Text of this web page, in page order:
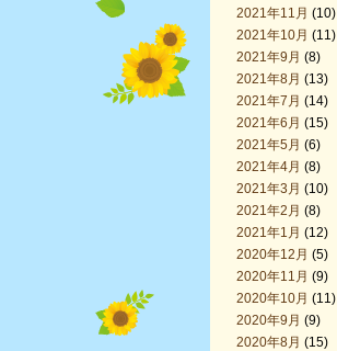
2021年11月 (10)
2021年10月 (11)
2021年9月 (8)
2021年8月 (13)
2021年7月 (14)
2021年6月 (15)
2021年5月 (6)
2021年4月 (8)
2021年3月 (10)
2021年2月 (8)
2021年1月 (12)
2020年12月 (5)
2020年11月 (9)
2020年10月 (11)
2020年9月 (9)
2020年8月 (15)